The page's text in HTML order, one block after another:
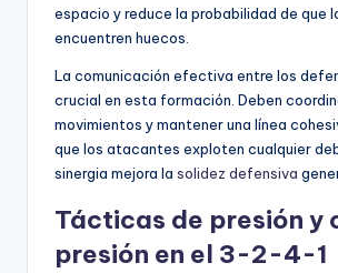
espacio y reduce la probabilidad de que
encuentren huecos.
La comunicación efectiva entre los
crucial en esta formación. Deben
movimientos y mantener una línea
que los atacantes exploten cualquier
sinergia mejora la solidez defensiva
Tácticas de presión y
presión en el 3-2-4-1